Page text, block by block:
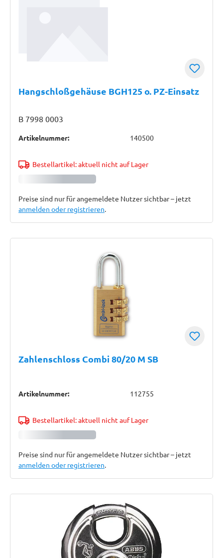
Hangschloßgehäuse BGH125 o. PZ-Einsatz
B 7998 0003
Artikelnummer: 140500
Bestellartikel: aktuell nicht auf Lager
Preise sind nur für angemeldete Nutzer sichtbar – jetzt
anmelden oder registrieren.
Zahlenschloss Combi 80/20 M SB
Artikelnummer: 112755
Bestellartikel: aktuell nicht auf Lager
Preise sind nur für angemeldete Nutzer sichtbar – jetzt
anmelden oder registrieren.